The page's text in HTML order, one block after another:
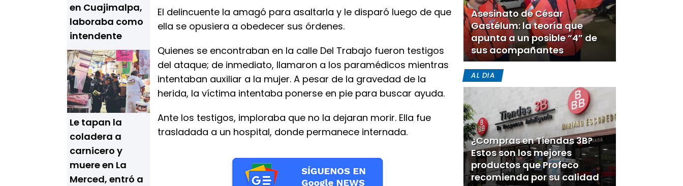
en Cuajimalpa,
laboraba como
intendente
Le tapan la
coladera a
carnicero y
muere en La
Merced, entró a
El delincuente la amagó para asaltarla y le disparó luego de que
ella se opusiera a obedecer sus órdenes.
Quienes se encontraban en la calle Del Trabajo fueron testigos
del ataque; de inmediato, llamaron a los paramédicos mientras
intentaban auxiliar a la mujer. A pesar de la gravedad de la
herida, la víctima intentaba ponerse en pie para buscar ayuda.
Ante los testigos, imploraba que no la dejaran morir. Ella fue
trasladada a un hospital, donde permanece internada.
Asesinato de César
Gastélum: la teoría que
apunta a un posible “4” de
sus acompañantes
AL DIA
¿Compras en Tiendas 3B?
Estos son los mejores
productos que Profeco
recomienda por su calidad